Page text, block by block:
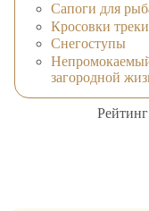
Сапоги для
Кросовки
Снегоступы
загородной
Рейтинг